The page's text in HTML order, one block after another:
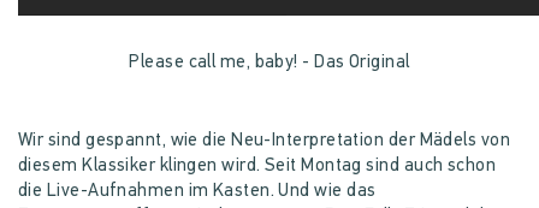
Please call me, baby! - Das Original
Wir sind gespannt, wie die Neu-Interpretation der Mädels von
diesem Klassiker klingen wird. Seit Montag sind auch schon
die Live-Aufnahmen im Kasten. Und wie das